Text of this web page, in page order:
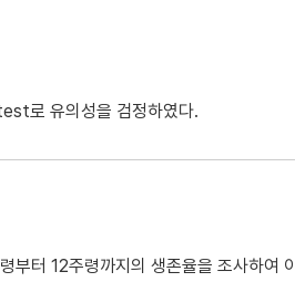
로 유의성을 검정하였다.
부터 12주령까지의 생존율을 조사하여